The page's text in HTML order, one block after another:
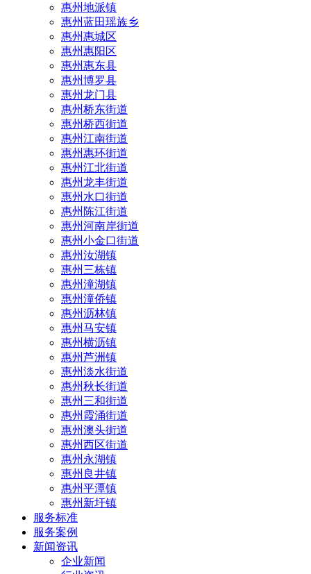
惠州地派镇
惠州蓝田瑶族乡
惠州惠城区
惠州惠阳区
惠州惠东县
惠州‌博罗县
惠州‌龙门县
惠州桥东街道
惠州桥西街道
惠州江南街道
惠州惠环街道
惠州江北街道
惠州龙丰街道
惠州水口街道
惠州陈江街道
惠州河南岸街道
惠州小金口街道
惠州汝湖镇
惠州三栋镇
惠州潼湖镇
惠州潼侨镇
惠州沥林镇
惠州马安镇
惠州横沥镇
惠州芦洲镇
惠州淡水街道
惠州秋长街道
惠州三和街道
惠州霞涌街道
惠州澳头街道
惠州西区街道
惠州永湖镇
惠州良井镇
惠州平潭镇
惠州新圩镇
服务标准
服务案例
新闻资讯
企业新闻